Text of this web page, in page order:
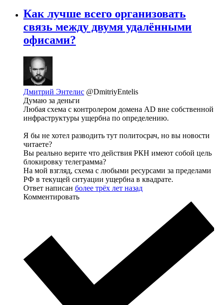
Как лучше всего организовать
связь между двумя удалёнными
офисами?
Дмитрий Энтелис @DmitriyEntelis
Думаю за деньги
Любая схема с контролером домена AD вне собственной
инфраструктуры ущербна по определению.
Я бы не хотел разводить тут политосрач, но вы новости
читаете?
Вы реально верите что действия РКН имеют собой цель
блокировку телеграмма?
На мой взгляд, схема с любыми ресурсами за пределами
РФ в текущей ситуации ущербна в квадрате.
Ответ написан более трёх лет назад
Комментировать